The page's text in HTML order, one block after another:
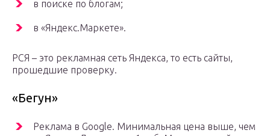
в поиске по блогам;
в «Яндекс.Маркете».
РСЯ – это рекламная сеть Яндекса, то есть сайты,
прошедшие проверку.
«Бегун»
Реклама в Google. Минимальная цена выше, чем